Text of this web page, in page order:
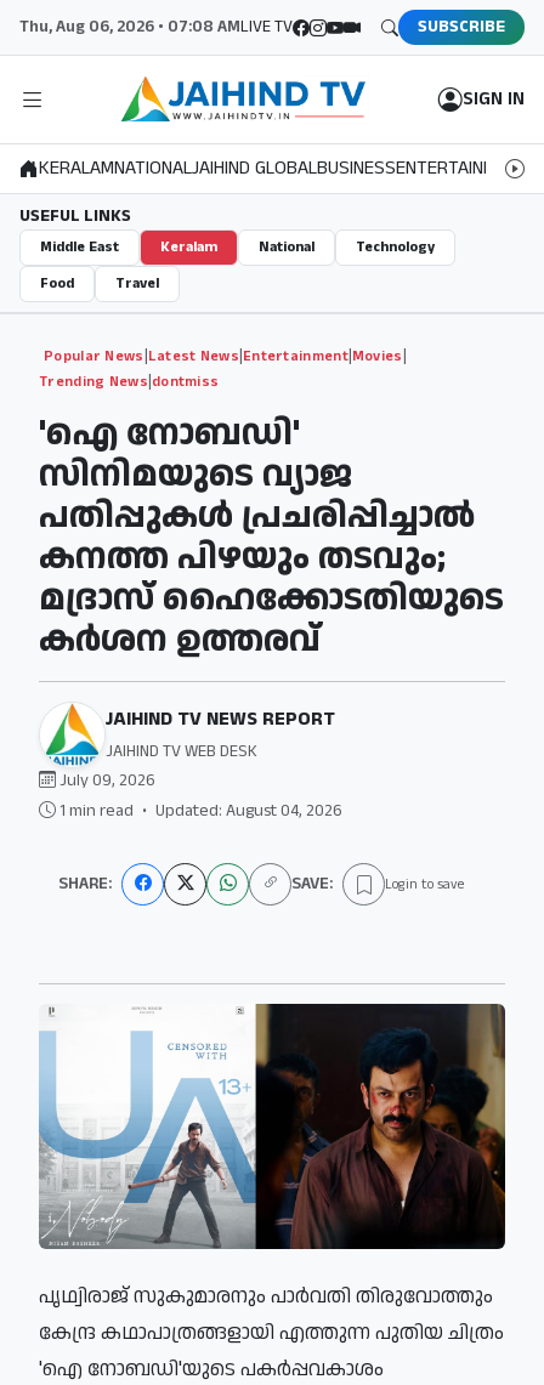
Thu, Aug 06, 2026 • 07:08 AMLIVE TV SUBSCRIBE
SIGN IN
KERALAMNATIONALJAIHIND GLOBALBUSINESSENTERTAINMENT
USEFUL LINKS
Middle East Keralam National
Technology
Food
Travel
Popular News|Latest News|Entertainment|Movies|
Trending News|dontmiss
'ഐ നോബഡി'
സിനിമയുടെ വ്യാജ
പതിപ്പുകൾ പ്രചരിപ്പിച്ചാൽ
കനത്ത പിഴയും തടവും;
മദ്രാസ് ഹൈക്കോടതിയുടെ
കർശന ഉത്തരവ്
JAIHIND TV NEWS REPORT
JAIHIND TV WEB DESK
July 09, 2026
1 min read • Updated: August 04, 2026
SHARE: SAVE: Login to save
പൃഥ്വിരാജ് സുകുമാരനും പാർവതി തിരുവോത്തും
കേന്ദ്ര കഥാപാത്രങ്ങളായി എത്തുന്ന പുതിയ ചിത്രം
'ഐ നോബഡി'യുടെ പകർപ്പവകാശം